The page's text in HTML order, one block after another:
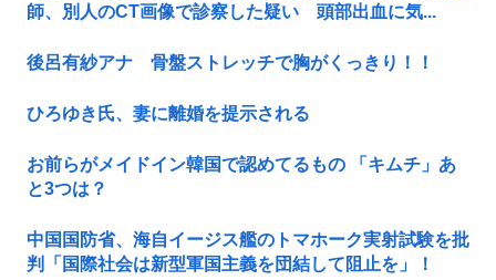
師、別人のCT画像で診察した疑い 頭部出血に気...
後呂有紗アナ 骨盤ストレッチで胸がくっきり！！
ひろゆき氏、妻に離婚を提示される
お前らがメイドイン韓国で認めてるもの 「キムチ」あ
と3つは？
中国国防省、海自イージス艦のトマホーク実射試験を批
判「国際社会は新型軍国主義を団結して阻止を」！